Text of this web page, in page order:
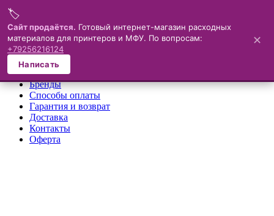
Меню
×
О компании
Каталог
Бренды
Способы оплаты
Гарантия и возврат
Доставка
Контакты
Оферта
🏷️
Сайт продаётся. Готовый интернет-магазин расходных
материалов для принтеров и МФУ. По вопросам:
+79256216124
Написать
✕